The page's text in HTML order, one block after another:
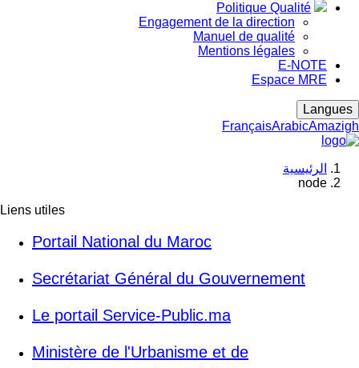
Politique Qualité
Engagement de la direction
Manuel de qualité
Mentions légales
E-NOTE
Espace MRE
Langues
FrançaisArabicAmazigh
Breadcrumb
الرئيسية
node
Liens utiles
Portail National du Maroc
Secrétariat Général du Gouvernement
Le portail Service-Public.ma
Ministère de l'Urbanisme et de